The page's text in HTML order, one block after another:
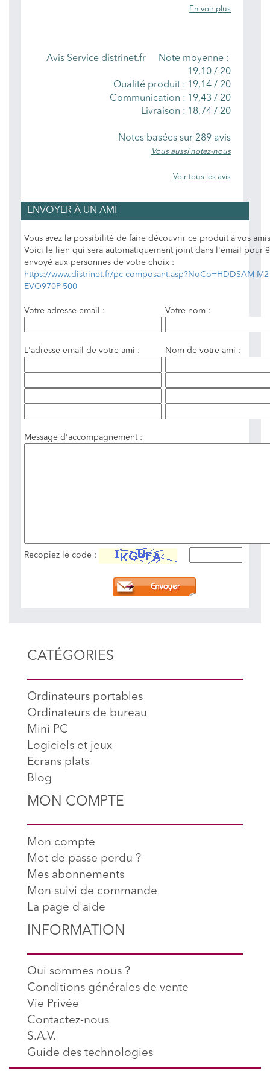
En voir plus
Avis Service distrinet.fr
Note moyenne :
19,10 / 20
Qualité produit : 19,14 / 20
Communication : 19,43 / 20
Livraison : 18,74 / 20
Notes basées sur 289 avis
Vous aussi notez-nous
Voir tous les avis
ENVOYER À UN AMI
Vous avez la possibilité de faire découvrir ce produit à vos
Voici le lien qui sera automatiquement joint dans l'email pour
envoyé aux personnes de votre choix :
https://www.distrinet.fr/pc-composant.asp?NoCo=HDDSAM-
EVO970P-500
Votre adresse email : Votre nom :
L'adresse email de votre ami : Nom de votre ami :
Message d'accompagnement :
Recopiez le code :
CATÉGORIES
Ordinateurs portables
Ordinateurs de bureau
Mini PC
Logiciels et jeux
Ecrans plats
Blog
MON COMPTE
Mon compte
Mot de passe perdu ?
Mes abonnements
Mon suivi de commande
La page d'aide
INFORMATION
Qui sommes nous ?
Conditions générales de vente
Vie Privée
Contactez-nous
S.A.V.
Guide des technologies